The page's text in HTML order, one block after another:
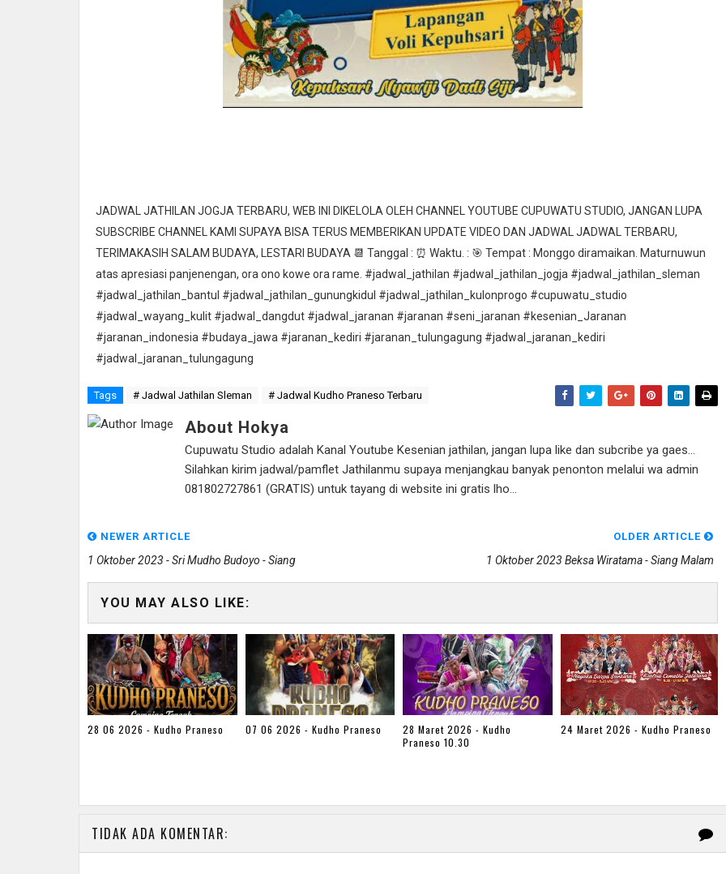
JADWAL JATHILAN JOGJA TERBARU, WEB INI DIKELOLA OLEH CHANNEL YOUTUBE CUPUWATU STUDIO, JANGAN LUPA
SUBSCRIBE CHANNEL KAMI SUPAYA BISA TERUS MEMBERIKAN UPDATE VIDEO DAN JADWAL JADWAL TERBARU,
TERIMAKASIH SALAM BUDAYA, LESTARI BUDAYA 📆 Tanggal : ⏰ Waktu. : 🎯 Tempat : Monggo diramaikan. Maturnuwun
atas apresiasi panjenengan, ora ono kowe ora rame. #jadwal_jathilan #jadwal_jathilan_jogja #jadwal_jathilan_sleman
#jadwal_jathilan_bantul #jadwal_jathilan_gunungkidul #jadwal_jathilan_kulonprogo #cupuwatu_studio
#jadwal_wayang_kulit #jadwal_dangdut #jadwal_jaranan #jaranan #seni_jaranan #kesenian_Jaranan
#jaranan_indonesia #budaya_jawa #jaranan_kediri #jaranan_tulungagung #jadwal_jaranan_kediri
#jadwal_jaranan_tulungagung
Tags # Jadwal Jathilan Sleman # Jadwal Kudho Praneso Terbaru
About Hokya
Cupuwatu Studio adalah Kanal Youtube Kesenian jathilan, jangan lupa like dan subcribe ya gaes...
Silahkan kirim jadwal/pamflet Jathilanmu supaya menjangkau banyak penonton melalui wa admin
081802727861 (GRATIS) untuk tayang di website ini gratis lho...
NEWER ARTICLE
1 Oktober 2023 - Sri Mudho Budoyo - Siang
OLDER ARTICLE
1 Oktober 2023 Beksa Wiratama - Siang Malam
YOU MAY ALSO LIKE:
28 06 2026 - Kudho Praneso 07 06 2026 - Kudho Praneso
28 Maret 2026 - Kudho
Praneso 10.30
24 Maret 2026 - Kudho Praneso
TIDAK ADA KOMENTAR: